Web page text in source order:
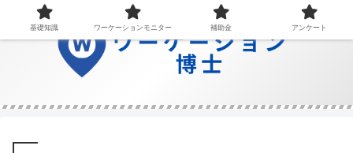
基礎知識 ワーケーションモニター 補助金 アンケート